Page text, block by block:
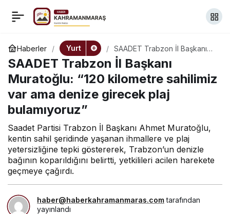
Haberler Yurt
SAADET Trabzon İl Başkanı
Muratoğlu: “120 kilometre
sahilimiz var ama denize
girecek plaj bulamıyoruz”
SAADET Trabzon İl Başkanı
Muratoğlu: “120 kilometre sahilimiz
var ama denize girecek plaj
bulamıyoruz”
Saadet Partisi Trabzon İl Başkanı Ahmet Muratoğlu,
kentin sahil şeridinde yaşanan ihmallere ve plaj
yetersizliğine tepki göstererek, Trabzon’un denizle
bağının koparıldığını belirtti, yetkilileri acilen harekete
geçmeye çağırdı.
haber@haberkahramanmaras.comtarafından
yayınlandı
Bodrum’da makilik
alanda yangın
Paylaş